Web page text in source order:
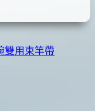
用束竿帶